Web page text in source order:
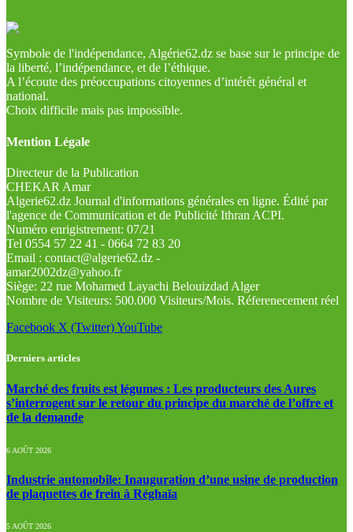
Symbole de l'indépendance, Algérie62.dz se base sur le principe de
la liberté, l’indépendance, et de l’éthique.
A l’écoute des préoccupations citoyennes d’intérêt général et
national.
Choix difficile mais pas impossible.
Mention Légale
Directeur de la Publication
CHEKAR Amar
Algerie62.dz Journal d'informations générales en ligne. Édité par
l'agence de Communication et de Publicité Ithran ACPI.
Numéro enrigistrement: 07/21
Tel 0554 57 22 41 - 0664 72 83 20
Email : contact@algerie62.dz -
amar2002dz@yahoo.fr
Siège: 22 rue Mohamed Layachi Belouizdad Alger
Nombre de Visiteurs: 500.000 Visiteurs/Mois. Réferenecement réel
Facebook X (Twitter)YouTube
Derniers articles
Marché des fruits est légumes : Les producteurs des Aures
s’interrogent sur le retour du principe du marché de l’offre et
de la demande
6 AOÛT 2026
Industrie automobile: Inauguration d’une usine de production
de plaquettes de frein à Réghaïa
5 AOÛT 2026